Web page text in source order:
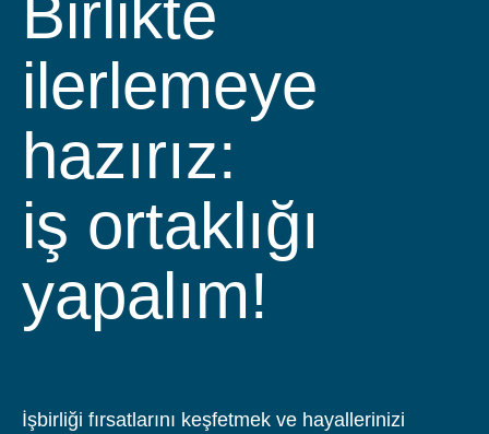
ilerlemeye
hazırız:
iş ortaklığı
yapalım!
İşbirliği fırsatlarını keşfetmek ve hayallerinizi